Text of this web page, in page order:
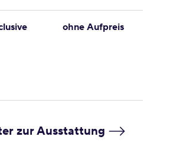
ohne Aufpreis
zur Ausstattung